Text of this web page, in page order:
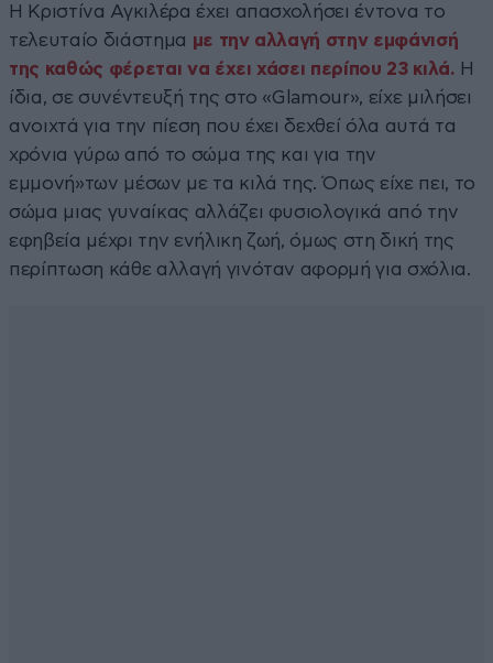
Η Κριστίνα Αγκιλέρα έχει απασχολήσει έντονα το
τελευταίο διάστημα με την αλλαγή στην εμφάνισή
της καθώς φέρεται να έχει χάσει περίπου 23 κιλά. Η
ίδια, σε συνέντευξή της στο «Glamour», είχε μιλήσει
ανοιχτά για την πίεση που έχει δεχθεί όλα αυτά τα
χρόνια γύρω από το σώμα της και για την
εμμονή»των μέσων με τα κιλά της. Όπως είχε πει, το
σώμα μιας γυναίκας αλλάζει φυσιολογικά από την
εφηβεία μέχρι την ενήλικη ζωή, όμως στη δική της
περίπτωση κάθε αλλαγή γινόταν αφορμή για σχόλια.